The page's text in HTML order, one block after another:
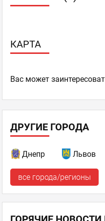
КАРТА
Ваc может
ДРУГИЕ ГОРОДА
Днепр Львов
все города/регионы